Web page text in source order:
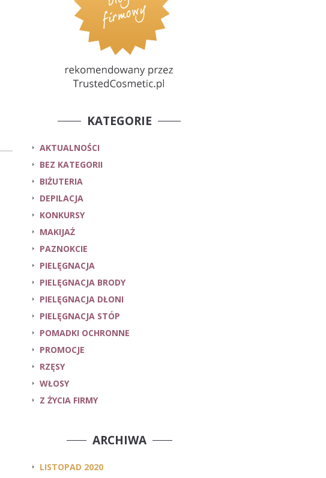
KATEGORIE
AKTUALNOŚCI
BEZ KATEGORII
BIŻUTERIA
DEPILACJA
KONKURSY
MAKIJAŻ
PAZNOKCIE
PIELĘGNACJA
PIELĘGNACJA BRODY
PIELĘGNACJA DŁONI
PIELĘGNACJA STÓP
POMADKI OCHRONNE
PROMOCJE
RZĘSY
WŁOSY
Z ŻYCIA FIRMY
ARCHIWA
LISTOPAD 2020